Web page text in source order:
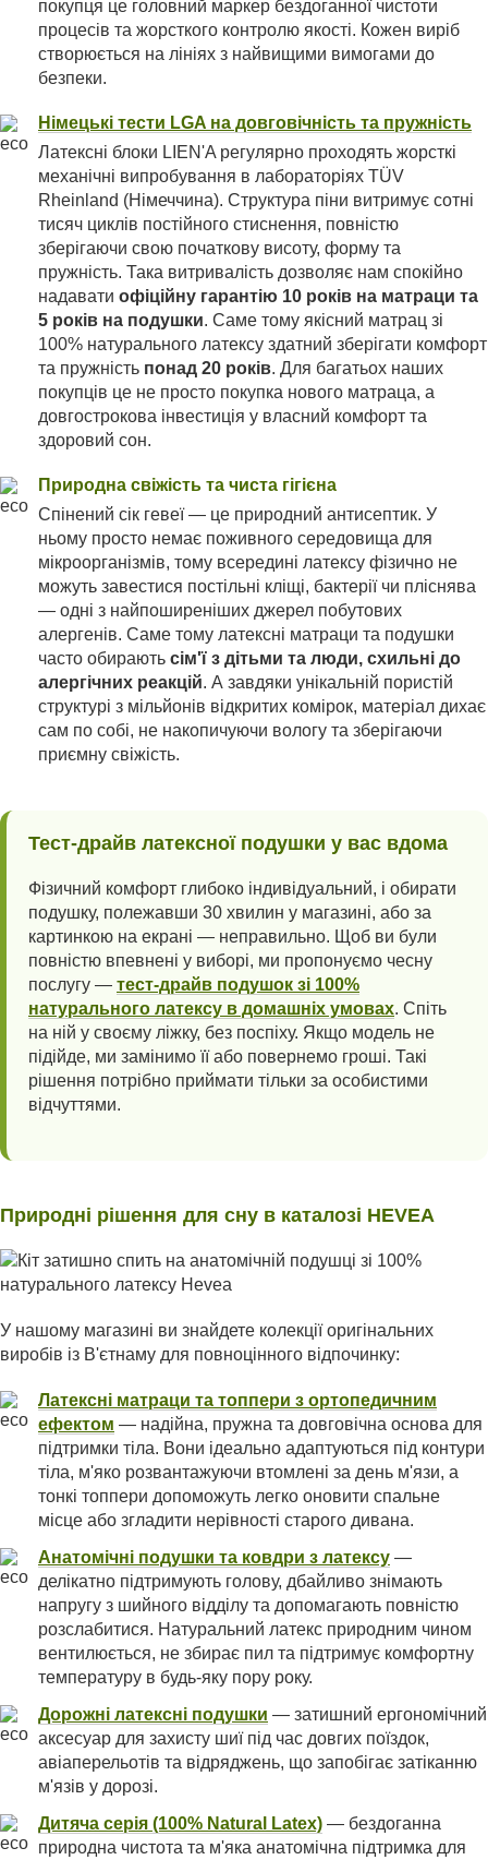
покупця це головний маркер бездоганної чистоти
процесів та жорсткого контролю якості. Кожен виріб
створюється на лініях з найвищими вимогами до
безпеки.
Німецькі тести LGA на довговічність та пружність
Латексні блоки LIEN'A регулярно проходять жорсткі
механічні випробування в лабораторіях TÜV
Rheinland (Німеччина). Структура піни витримує сотні
тисяч циклів постійного стиснення, повністю
зберігаючи свою початкову висоту, форму та
пружність. Така витривалість дозволяє нам спокійно
надавати офіційну гарантію 10 років на матраци та
5 років на подушки. Саме тому якісний матрац зі
100% натурального латексу здатний зберігати комфорт
та пружність понад 20 років. Для багатьох наших
покупців це не просто покупка нового матраца, а
довгострокова інвестиція у власний комфорт та
здоровий сон.
Природна свіжість та чиста гігієна
Спінений сік гевеї — це природний антисептик. У
ньому просто немає поживного середовища для
мікроорганізмів, тому всередині латексу фізично не
можуть завестися постільні кліщі, бактерії чи пліснява
— одні з найпоширеніших джерел побутових
алергенів. Саме тому латексні матраци та подушки
часто обирають сім'ї з дітьми та люди, схильні до
алергічних реакцій. А завдяки унікальній пористій
структурі з мільйонів відкритих комірок, матеріал дихає
сам по собі, не накопичуючи вологу та зберігаючи
приємну свіжість.
Тест-драйв латексної подушки у вас вдома
Фізичний комфорт глибоко індивідуальний, і обирати
подушку, полежавши 30 хвилин у магазині, або за
картинкою на екрані — неправильно. Щоб ви були
повністю впевнені у виборі, ми пропонуємо чесну
послугу — тест-драйв подушок зі 100%
натурального латексу в домашніх умовах. Спіть
на ній у своєму ліжку, без поспіху. Якщо модель не
підійде, ми замінимо її або повернемо гроші. Такі
рішення потрібно приймати тільки за особистими
відчуттями.
Природні рішення для сну в каталозі HEVEA
У нашому магазині ви знайдете колекції оригінальних
виробів із В'єтнаму для повноцінного відпочинку:
Латексні матраци та топпери з ортопедичним
ефектом — надійна, пружна та довговічна основа для
підтримки тіла. Вони ідеально адаптуються під контури
тіла, м'яко розвантажуючи втомлені за день м'язи, а
тонкі топпери допоможуть легко оновити спальне
місце або згладити нерівності старого дивана.
Анатомічні подушки та ковдри з латексу —
делікатно підтримують голову, дбайливо знімають
напругу з шийного відділу та допомагають повністю
розслабитися. Натуральний латекс природним чином
вентилюється, не збирає пил та підтримує комфортну
температуру в будь-яку пору року.
Дорожні латексні подушки — затишний ергономічний
аксесуар для захисту шиї під час довгих поїздок,
авіаперельотів та відряджень, що запобігає затіканню
м'язів у дорозі.
Дитяча серія (100% Natural Latex) — бездоганна
природна чистота та м'яка анатомічна підтримка для